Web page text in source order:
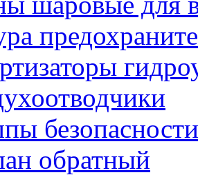
безопасности
обратный